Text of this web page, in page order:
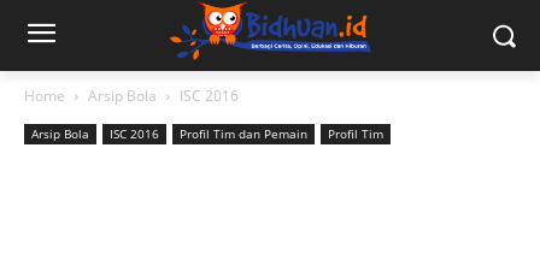
Home Arsip Bola ISC 2016
Arsip Bola ISC 2016 Profil Tim dan Pemain Profil Tim